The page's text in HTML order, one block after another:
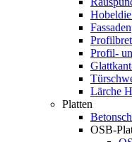
Profil-
Lärche
Platten
OSB-